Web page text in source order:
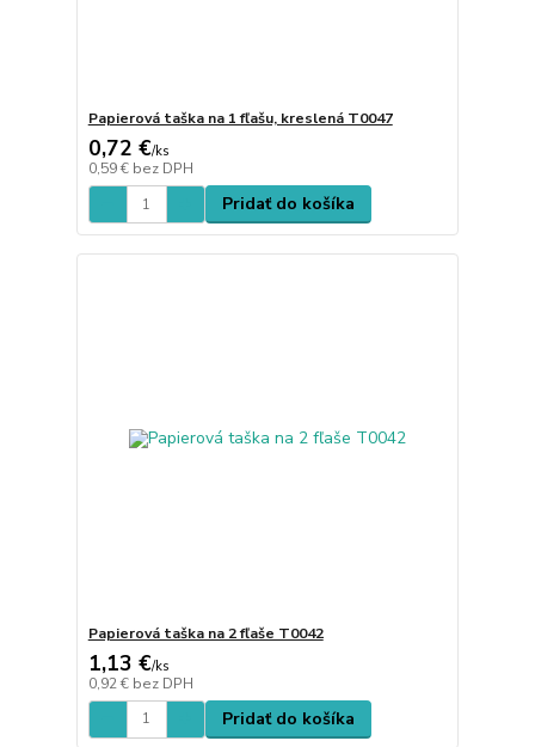
Papierová taška na 1 fľašu, kreslená T0047
0,72 €/ks
0,59 € bez DPH
Pridať do košíka
Papierová taška na 2 fľaše T0042
1,13 €/ks
0,92 € bez DPH
Pridať do košíka